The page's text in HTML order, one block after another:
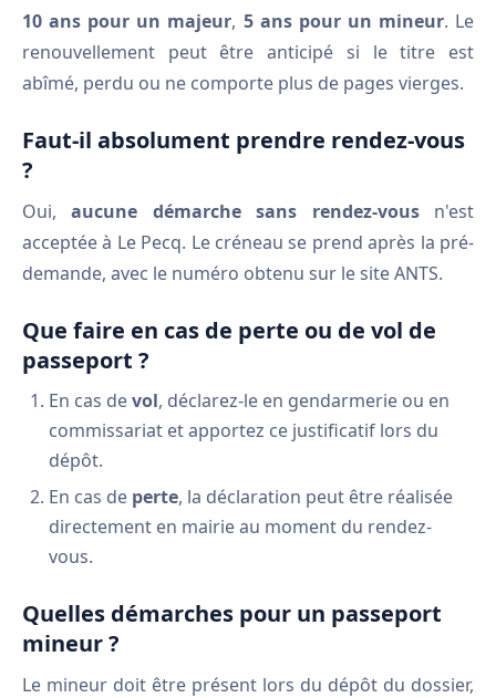
10 ans pour un majeur, 5 ans pour un mineur. Le
renouvellement peut être anticipé si le titre est
abîmé, perdu ou ne comporte plus de pages vierges.
Faut-il absolument prendre rendez-vous
?
Oui,aucune démarche sans rendez-vousn'est
acceptée à Le Pecq. Le créneau se prend après la pré-
demande, avec le numéro obtenu sur le site ANTS.
Que faire en cas de perte ou de vol de
passeport ?
En cas devol, déclarez-le en gendarmerie ou en
commissariat et apportez ce justificatif lors du
dépôt.
En cas de perte, la déclaration peut être réalisée
directement en mairie au moment du rendez-
vous.
Quelles démarches pour un passeport
mineur ?
Le mineur doit être présent lors du dépôt du dossier,